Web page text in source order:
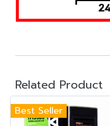
Related Product
Best Seller